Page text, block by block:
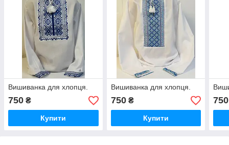
Вишиванка для хлопця.
750 ₴
Купити
Вишиванка для хлопця.
750₴
Купити
750